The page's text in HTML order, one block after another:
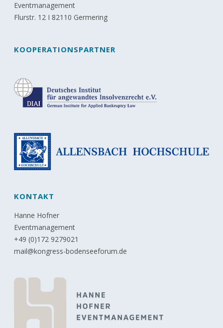
Eventmanagement
Flurstr. 12 I 82110 Germering
KOOPERATIONSPARTNER
KONTAKT
Hanne Hofner
Eventmanagement
+49 (0)172 9279021
mail@kongress-bodenseeforum.de